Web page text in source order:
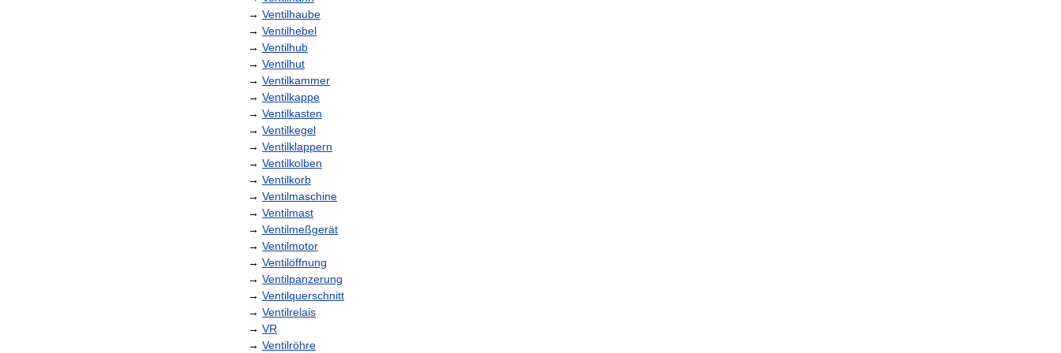
→ Ventilhaube
→ Ventilhebel
→ Ventilhub
→ Ventilhut
→ Ventilkammer
→ Ventilkappe
→ Ventilkasten
→ Ventilkegel
→ Ventilklappern
→ Ventilkolben
→ Ventilkorb
→ Ventilmaschine
→ Ventilmast
→ Ventilmeßgerät
→ Ventilmotor
→ Ventilöffnung
→ Ventilpanzerung
→ Ventilquerschnitt
→ Ventilrelais
→ VR
→ Ventilröhre